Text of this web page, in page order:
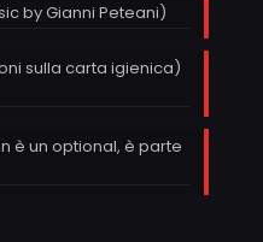
by Gianni Peteani)
sulla carta igienica)
è un optional, è parte